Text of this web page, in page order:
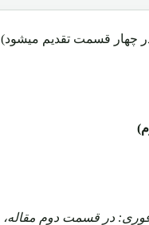
چهار قسمت تقدیم میشود)